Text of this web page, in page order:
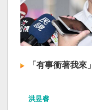
「有事衝著我
洪昱睿